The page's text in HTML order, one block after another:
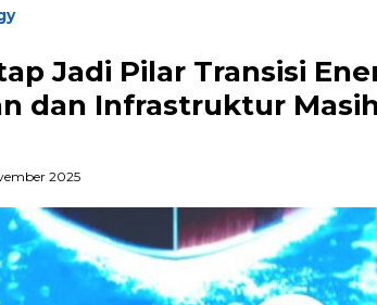
Jadi Pilar Transisi
dan Infrastruktur
2025